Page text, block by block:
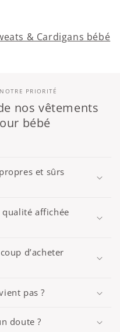
& Cardigans bébé
PRIORITÉ
nos vêtements
bébé
et sûrs
affichée
d’acheter
pas ?
doute ?